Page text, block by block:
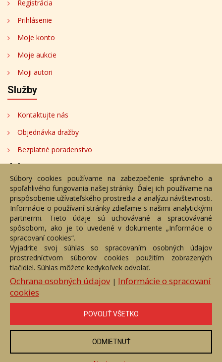
Registrácia
Prihlásenie
Moje konto
Moje aukcie
Moji autori
Služby
Kontaktujte nás
Objednávka dražby
Bezplatné poradenstvo
Adresa
Nižný Hrušov 333, 094 22, Slovenská republika
+421 905 356 921
+421 905 959 101
dartesro@dartesro.sk
Hlavná stránka Aukčný katalóg
Objednávka dražby
Termíny aukcií
Online Aukcia
DARTE AUKČNÁ SPOLOČNOSŤ s.r.o. © 2007 - 2026
Akékoľvek používanie obrazových a textových súčastí tejto stránky je
podmienené výslovným súhlasom jej vlastníka. Všetky práva sú
vyhradené.
Súbory cookies používame na zabezpečenie správneho a
spoľahlivého fungovania našej stránky. Ďalej ich používame na
prispôsobenie užívateľského prostredia a analýzu návštevnosti.
Informácie o používaní stránky zdieľame s našimi analytickými
partnermi. Tieto údaje sú uchovávané a spracovávané
spôsobom, ako je to uvedené v dokumente „Informácie o
spracovaní cookies“.
Vyjadrite svoj súhlas so spracovaním osobných údajov
prostredníctvom súborov cookies použitím zobrazených
tlačidiel. Súhlas môžete kedykoľvek odvolať.
Ochrana osobných údajov| Informácie o spracovaní
cookies
POVOLIŤ VŠETKO
ODMIETNUŤ